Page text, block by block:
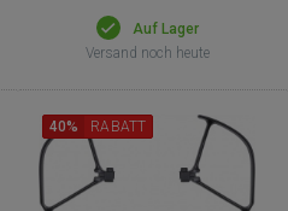
Auf Lager
Versand noch heute
40% RABATT